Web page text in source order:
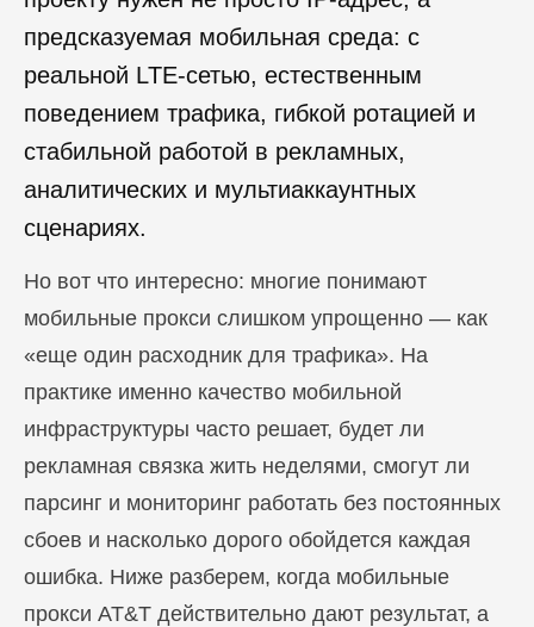
предсказуемая мобильная среда: с
реальной LTE-сетью, естественным
поведением трафика, гибкой ротацией и
стабильной работой в рекламных,
аналитических и мультиаккаунтных
сценариях.
Но вот что интересно: многие понимают
мобильные прокси слишком упрощенно — как
«еще один расходник для трафика». На
практике именно качество мобильной
инфраструктуры часто решает, будет ли
рекламная связка жить неделями, смогут ли
парсинг и мониторинг работать без постоянных
сбоев и насколько дорого обойдется каждая
ошибка. Ниже разберем, когда мобильные
прокси AT&T действительно дают результат, а